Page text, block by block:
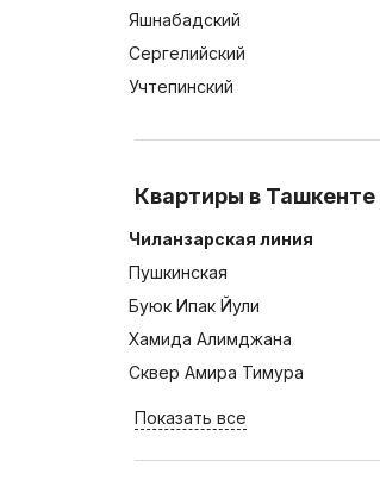
Яшнабадский
Сергелийский
Учтепинский
Квартиры в
Чиланзарская линия
Пушкинская
Буюк Ипак Йули
Хамида Алимджана
Сквер Амира Тимура
Показать все